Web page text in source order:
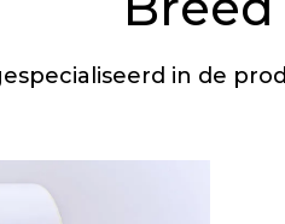
in de